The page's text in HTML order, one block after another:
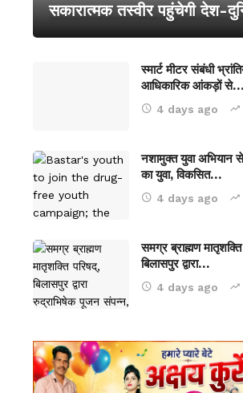
सकारात्मक तस्वीर पहुंचेगी देश-
स्मार्ट मीटर संबंधी
आधिकारिक आंकड़ों से…
4 days ago
नशामुक्त युवा अभियान
का युवा, विकसित…
4 days ago
समग्र ब्राह्मण
बिलासपुर द्वारा…
4 days ago